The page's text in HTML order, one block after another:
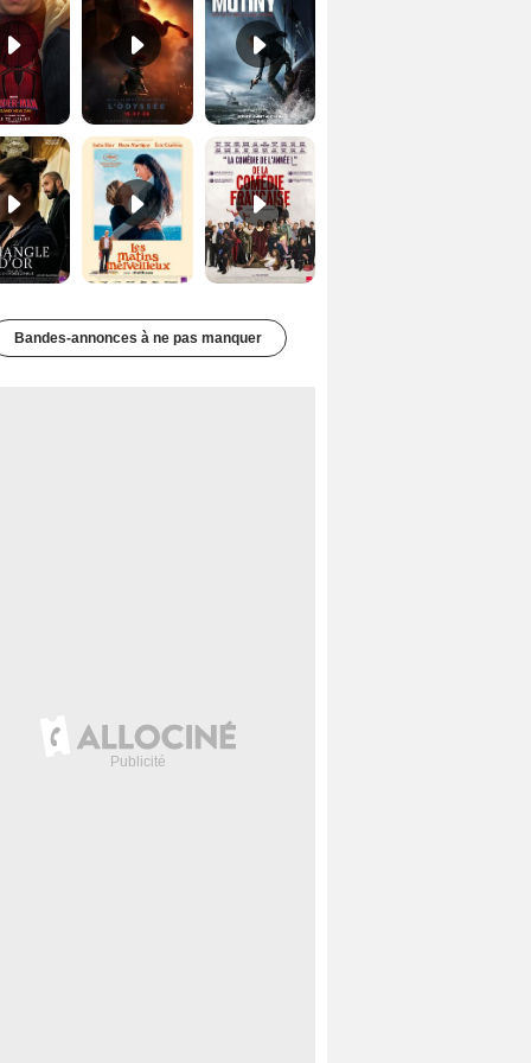
Les Matins merveilleux Bande-annonce VF De la Comédie-Française Teaser VF
Bandes-annonces à ne pas manquer